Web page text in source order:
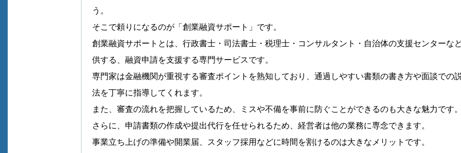
う。
そこで頼りになるのが「創業融資サポート」です。
創業融資サポートとは、行政書士・司法書士・税理士・コンサルタント・自治体の支援センターな
供する、融資申請を支援する専門サービスです。
専門家は金融機関が重視する審査ポイントを熟知しており、通過しやすい書類の書き方や面談での
法を丁寧に指導してくれます。
また、審査の流れを把握しているため、ミスや不備を事前に防ぐことができるのも大きな魅力です
さらに、申請書類の作成や提出代行を任せられるため、経営者は他の業務に専念できます。
事業立ち上げの準備や開業届、スタッフ採用などに時間を割けるのは大きなメリットです。